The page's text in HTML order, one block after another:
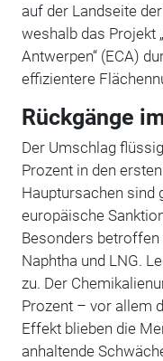
auf der Landseite
weshalb das Projekt
Antwerpen“ (ECA)
effizientere
Rückgänge
Der Umschlag
Prozent in den
Hauptursachen sind
europäische
Besonders
Naphtha und LNG.
zu. Der
Prozent – vor allem
Effekt blieben die
anhaltende